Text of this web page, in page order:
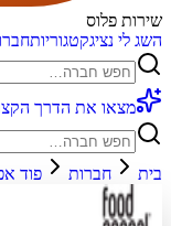
שירות פלוס
השג לי נציגקטגוריות
מצאו את הדרך
בית חברות פוד